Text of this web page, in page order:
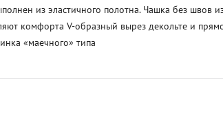
из эластичного полотна. Чашка без швов
комфорта V-образный вырез декольте и
«маечного» типа